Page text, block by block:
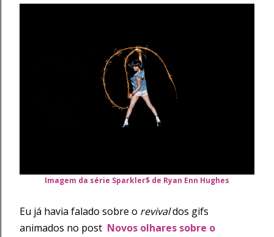
Imagem da série Sparkler$ de Ryan Enn Hughes
Eu já havia falado sobre o revivaldos gifs
animados no post Novos olhares sobre o